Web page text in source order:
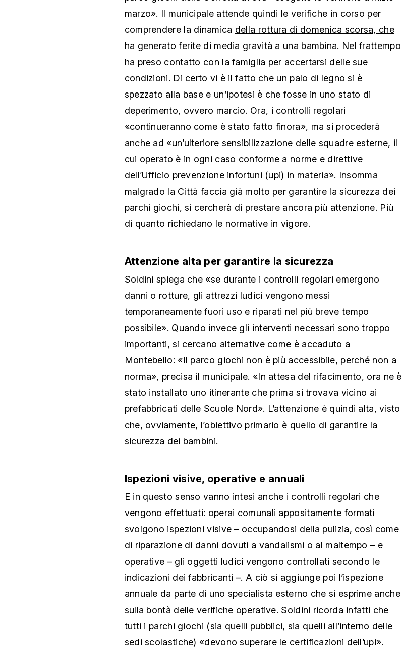
marzo». Il municipale attende quindi le verifiche in corso per
comprendere la dinamica della rottura di domenica scorsa, che
ha generato ferite di media gravità a una bambina. Nel frattempo
ha preso contatto con la famiglia per accertarsi delle sue
condizioni. Di certo vi è il fatto che un palo di legno si è
spezzato alla base e un’ipotesi è che fosse in uno stato di
deperimento, ovvero marcio. Ora, i controlli regolari
«continueranno come è stato fatto finora», ma si procederà
anche ad «un’ulteriore sensibilizzazione delle squadre esterne, il
cui operato è in ogni caso conforme a norme e direttive
dell’Ufficio prevenzione infortuni (upi) in materia». Insomma
malgrado la Città faccia già molto per garantire la sicurezza dei
parchi giochi, si cercherà di prestare ancora più attenzione. Più
di quanto richiedano le normative in vigore.
Attenzione alta per garantire la sicurezza
Soldini spiega che «se durante i controlli regolari emergono
danni o rotture, gli attrezzi ludici vengono messi
temporaneamente fuori uso e riparati nel più breve tempo
possibile». Quando invece gli interventi necessari sono troppo
importanti, si cercano alternative come è accaduto a
Montebello: «Il parco giochi non è più accessibile, perché non a
norma», precisa il municipale. «In attesa del rifacimento, ora ne è
stato installato uno itinerante che prima si trovava vicino ai
prefabbricati delle Scuole Nord». L’attenzione è quindi alta, visto
che, ovviamente, l’obiettivo primario è quello di garantire la
sicurezza dei bambini.
Ispezioni visive, operative e annuali
E in questo senso vanno intesi anche i controlli regolari che
vengono effettuati: operai comunali appositamente formati
svolgono ispezioni visive – occupandosi della pulizia, così come
di riparazione di danni dovuti a vandalismi o al maltempo – e
operative – gli oggetti ludici vengono controllati secondo le
indicazioni dei fabbricanti –. A ciò si aggiunge poi l’ispezione
annuale da parte di uno specialista esterno che si esprime anche
sulla bontà delle verifiche operative. Soldini ricorda infatti che
tutti i parchi giochi (sia quelli pubblici, sia quelli all’interno delle
sedi scolastiche) «devono superare le certificazioni dell’upi».